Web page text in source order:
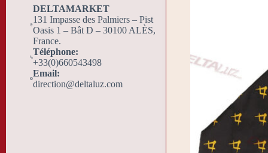
DELTAMARKET
131 Impasse des Palmiers – Pist
Oasis 1 – Bât D – 30100 ALÈS,
France.
Téléphone:
+33(0)660543498
Email:
direction@deltaluz.com